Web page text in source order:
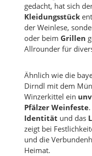
gedacht, hat sich
Kleidungsstück
der Weinlese,
oder beim Grillen
Allrounder für
Ähnlich wie die
Dirndl mit dem
Winzerkittel ein
Pfälzer Weinfeste
Identität und das
zeigt bei
und die
Heimat.